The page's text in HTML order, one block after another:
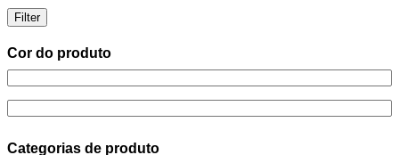
Filter
Cor do produto
Categorias de produto